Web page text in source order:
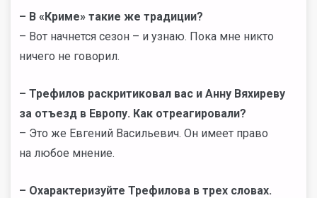
– В «Криме» такие же традиции?
– Вот начнется сезон – и узнаю. Пока мне никто
ничего не говорил.
– Трефилов раскритиковал вас и Анну Вяхиреву
за отъезд в Европу. Как отреагировали?
– Это же Евгений Васильевич. Он имеет право
на любое мнение.
– Охарактеризуйте Трефилова в трех словах.